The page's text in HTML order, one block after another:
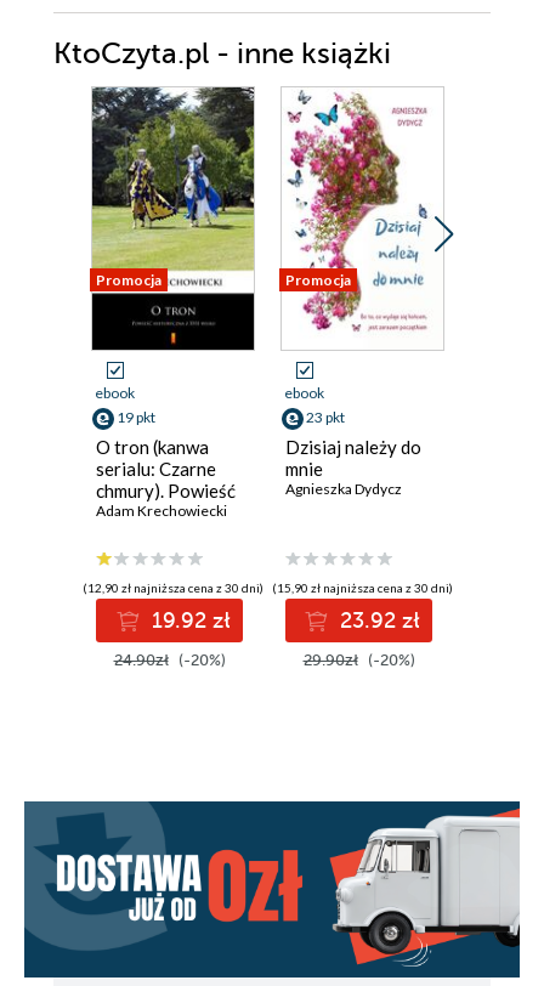
KtoCzyta.pl - inne książki
Promocja
ebook
19 pkt
O tron (kanwa
serialu: Czarne
chmury). Powieść
historyczna z XVII
Adam Krechowiecki
(12,90 zł najniższa cena z 30 dni)
19.92 zł
24.90zł (-20%)
Promocja
ebook
23 pkt
Dzisiaj należy do
mnie
Agnieszka Dydycz
(15,90 zł najniższa cena z 30 dni)
23.92 zł
29.90zł (-20%)